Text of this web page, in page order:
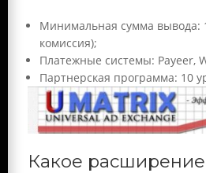
Минимальная сумма вывода:
комиссия);
Платежные системы: Payeer,
Партнерская программа: 10
Какое